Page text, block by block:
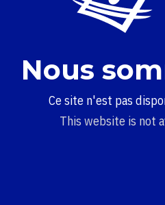
Nous
Ce site n'est pas
This website is not